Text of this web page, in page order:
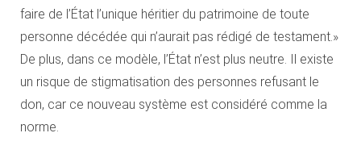
faire de l’État l’unique héritier du patrimoine de toute
personne décédée qui n’aurait pas rédigé de testament.»
De plus, dans ce modèle, l’État n’est plus neutre. Il existe
un risque de stigmatisation des personnes refusant le
don, car ce nouveau système est considéré comme la
norme.